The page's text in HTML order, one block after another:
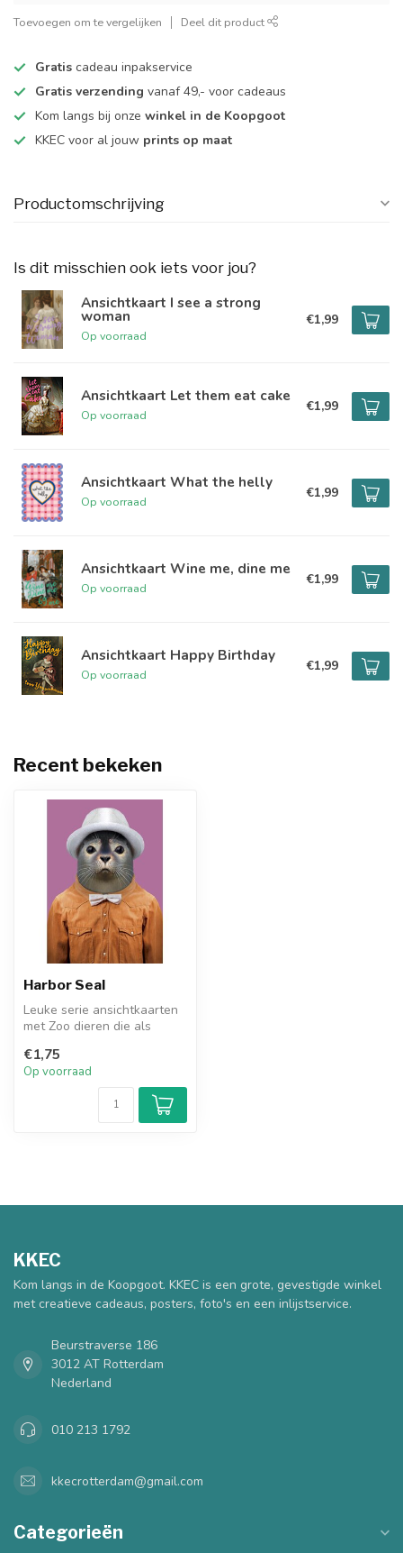
Toevoegen om te vergelijken Deel dit product
Gratis cadeau inpakservice
Gratis verzending vanaf 49,- voor cadeaus
Kom langs bij onze winkel in de Koopgoot
KKEC voor al jouw prints op maat
Productomschrijving
Is dit misschien ook iets voor jou?
Ansichtkaart I see a strong
woman
Op voorraad
€1,99
Ansichtkaart Let them eat cake
Op voorraad
€1,99
Ansichtkaart What the helly
Op voorraad
€1,99
Ansichtkaart Wine me, dine me
Op voorraad
€1,99
Ansichtkaart Happy Birthday
Op voorraad
€1,99
Recent bekeken
Harbor Seal
Leuke serie ansichtkaarten
met Zoo dieren die als
Herken j...
€1,75
Op voorraad
KKEC
Kom langs in de Koopgoot. KKEC is een grote, gevestigde winkel
met creatieve cadeaus, posters, foto's en een inlijstservice.
Beurstraverse 186
3012 AT Rotterdam
Nederland
010 213 1792
kkecrotterdam@gmail.com
Categorieën